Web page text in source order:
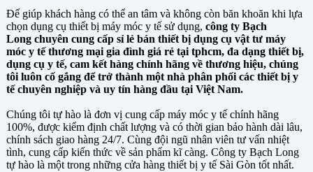
Để giúp khách hàng có thể an tâm và không còn băn khoăn khi lựa
chọn dụng cụ thiết bị máy móc y tế sử dụng, công ty Bạch
Long chuyên cung cấp sỉ lẻ bán thiết bị dụng cụ vật tư máy
móc y tế thương mại gia đình giá rẻ tại tphcm, đa dạng thiết bị,
dụng cụ y tế, cam kết hàng chính hãng về thương hiệu, chúng
tôi luôn cố gắng để trở thành một nhà phân phối các thiết bị y
tế chuyên nghiệp và uy tín hàng đầu tại Việt Nam.
Chúng tôi tự hào là đơn vị cung cấp máy móc y tế chính hãng
100%, được kiểm định chất lượng và có thời gian bảo hành dài lâu,
chính sách giao hàng 24/7. Cùng đội ngũ nhân viên tư vấn nhiệt
tình, cung cấp kiến thức về sản phẩm kĩ càng. Công ty Bạch Long
tự hào là một trong những cửa hàng thiết bị y tế Sài Gòn tốt nhất.